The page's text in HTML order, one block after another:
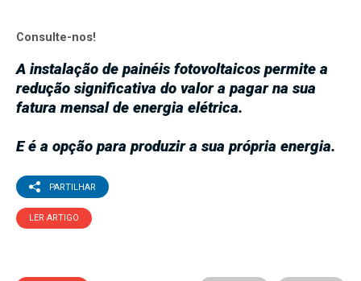
Consulte-nos!
A instalação de painéis fotovoltaicos permite a
redução significativa do valor a pagar na sua
fatura mensal de energia elétrica.
E é a opção para produzir a sua própria energia.
PARTILHAR
LER ARTIGO